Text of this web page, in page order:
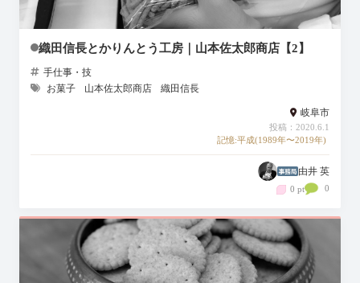
織田信長とかりんとう工房｜山本佐太郎商店【2】
手仕事・技
お菓子
山本佐太郎商店 織田信長
岐阜市
投稿：2020.6.1
記憶:平成(1989年〜2019年)
由井 英
0 pt 0